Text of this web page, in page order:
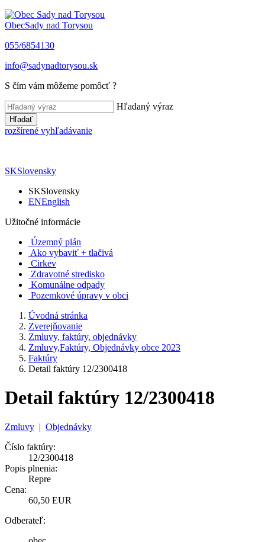
ObecSady nad Torysou
055/6854130
info@sadynadtorysou.sk
S čím vám môžeme pomôcť ?
Hľadaný výraz
Hľadať
rozšírené vyhľadávanie
SKSlovensky
SKSlovensky
ENEnglish
Užitočné informácie
Územný plán
Ako vybaviť + tlačivá
Cirkev
Zdravotné stredisko
Komunálne odpady
Pozemkové úpravy v obci
Úvodná stránka
Zverejňovanie
Zmluvy, faktúry, objednávky
Zmluvy,Faktúry, Objednávky obce 2023
Faktúry
Detail faktúry 12/2300418
Detail faktúry 12/2300418
Zmluvy | Objednávky
Číslo faktúry:
12/2300418
Popis plnenia:
Repre
Cena:
60,50 EUR
Odberateľ: